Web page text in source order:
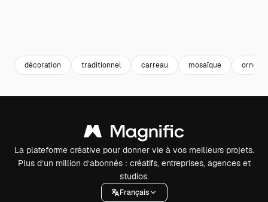
décoration traditionnel carreau mosaïque
La plateforme créative pour donner vie à vos meilleurs projets.
Plus d’un million d’abonnés : créatifs, entreprises, agences et
studios.
Français